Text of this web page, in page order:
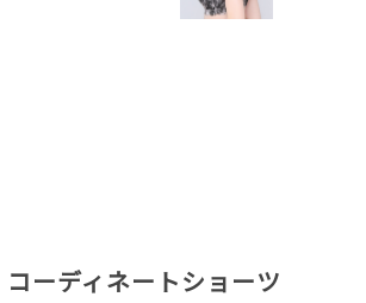
コーディネートショーツ